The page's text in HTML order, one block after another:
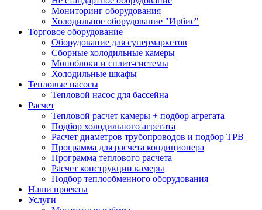
Мониторинг оборудования
Холодильное оборудование "Ирбис"
Торговое оборудование
Оборудование для супермаркетов
Сборные холодильные камеры
Моноблоки и сплит-системы
Холодильные шкафы
Тепловые насосы
Тепловой насос для бассейна
Расчет
Тепловой расчет камеры + подбор агрегата
Подбор холодильного агрегата
Расчет диаметров трубопроводов и подбор ТРВ
Программа для расчета кондиционера
Программа теплового расчета
Расчет конструкции камеры
Подбор теплообменного оборудования
Наши проекты
Услуги